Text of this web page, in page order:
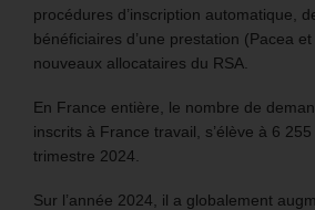
procédures d’inscription automatique,
bénéficiaires d’une prestation (Pacea
nouveaux allocataires du RSA.
En France entière, le nombre de
inscrits à France travail, s’élève à 6
trimestre 2024.
Sur l’année 2024, il a globalement